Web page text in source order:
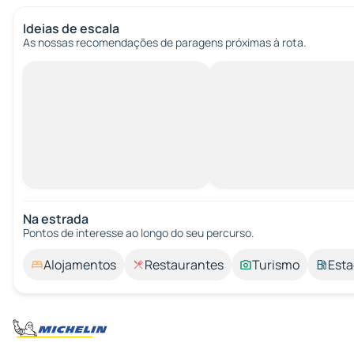
Ideias de escala
As nossas recomendações de paragens próximas à rota.
Na estrada
Pontos de interesse ao longo do seu percurso.
Alojamentos Restaurantes Turismo